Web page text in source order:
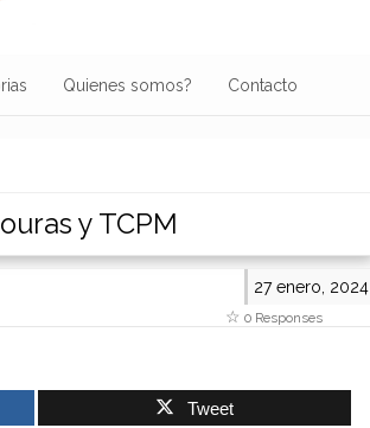
Quienes somos? Contacto
y TCPM
27 enero, 2024
0 Responses
Tweet